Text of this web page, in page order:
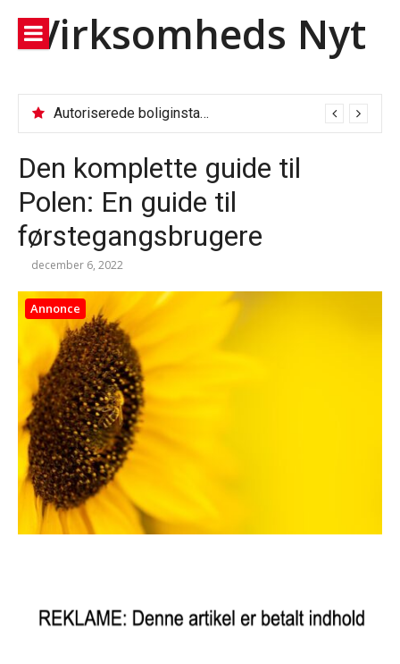
indholdVirksomheds Nyt
Autoriserede boliginstallationer: Fjernvarmeservice, VVS og el-tjek
Den komplette guide til
Polen: En guide til
førstegangsbrugere
december 6, 2022
Annonce